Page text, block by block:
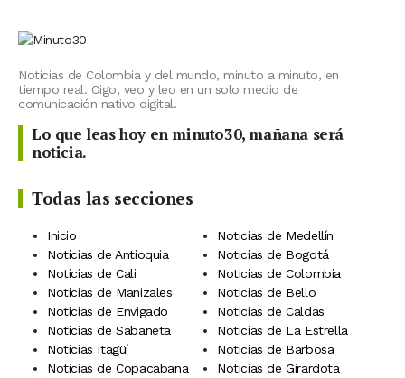
Noticias de Colombia y del mundo, minuto a minuto, en
tiempo real. Oigo, veo y leo en un solo medio de
comunicación nativo digital.
Lo que leas hoy en minuto30, mañana será
noticia.
Todas las secciones
Inicio
Noticias de Medellín
Noticias de Antioquia
Noticias de Bogotá
Noticias de Cali
Noticias de Colombia
Noticias de Manizales
Noticias de Bello
Noticias de Envigado
Noticias de Caldas
Noticias de Sabaneta
Noticias de La Estrella
Noticias Itagüí
Noticias de Barbosa
Noticias de Copacabana
Noticias de Girardota